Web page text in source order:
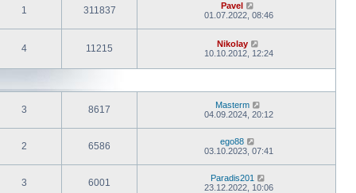
1 311837
Pavel
01.07.2022, 08:46
4 11215
Nikolay
10.10.2012, 12:24
3 8617
Masterm
04.09.2024, 20:12
2 6586
ego88
03.10.2023, 07:41
3 6001
Paradis201
23.12.2022, 10:06